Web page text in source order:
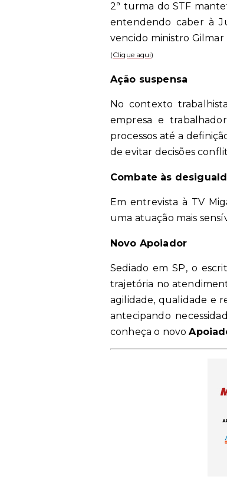
2ª turma do STF
entendendo caber à
vencido ministro
(Clique aqui)
Ação suspensa
No contexto
empresa e
processos até a
de evitar decisões
Combate às
Em entrevista à TV
uma atuação mais
Novo Apoiador
Sediado em SP, o
trajetória no
agilidade, qualidade e
antecipando
conheça o novo